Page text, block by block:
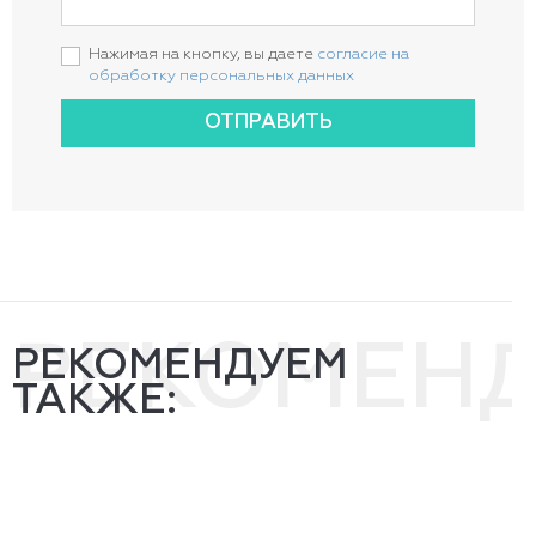
Нажимая на кнопку, вы даете согласие на
обработку персональных данных
ОТПРАВИТЬ
РЕКОМЕНДУЕМ
ТАКЖЕ: